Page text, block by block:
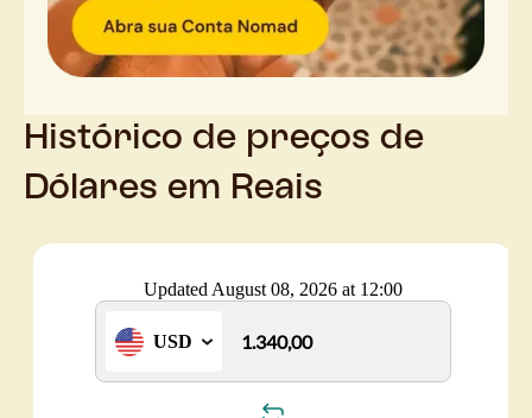
Histórico de preços de
Dólares em Reais